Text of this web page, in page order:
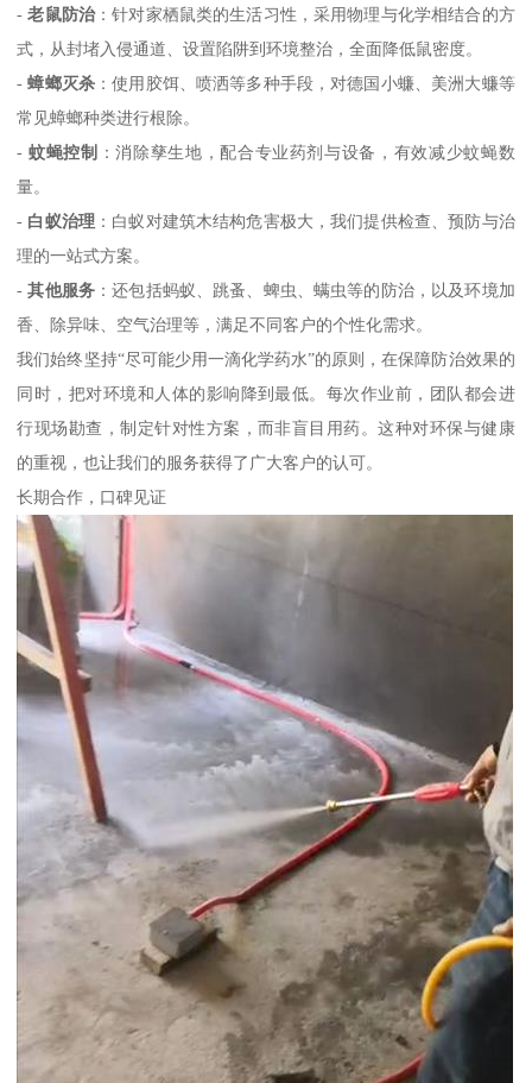
-老鼠防治：针对家栖鼠类的生活习性，采用物理与化学相结合的方
式，从封堵入侵通道、设置陷阱到环境整治，全面降低鼠密度。
-蟑螂灭杀 ：使用胶饵、喷洒等多种手段，对德国小蠊、美洲大蠊等
常见蟑螂种类进行根除。
- 蚊蝇控制
：消除孳生地，配合专业药剂与设备，有效减少蚊蝇数
量。
- 白蚁治理 ：白蚁对建筑木结构危害极大，我们提供检查、预防与治
理的一站式方案。
-其他服务 ：还包括蚂蚁、跳蚤、蜱虫、螨虫等的防治，以及环境加
香、除异味、空气治理等，满足不同客户的个性化需求。
我们始终坚持“尽可能少用一滴化学药水”的原则，在保障防治效果的
同时，把对环境和人体的影响降到最低。每次作业前，团队都会进
行现场勘查，制定针对性方案，而非盲目用药。这种对环保与健康
的重视，也让我们的服务获得了广大客户的认可。
长期合作，口碑见证